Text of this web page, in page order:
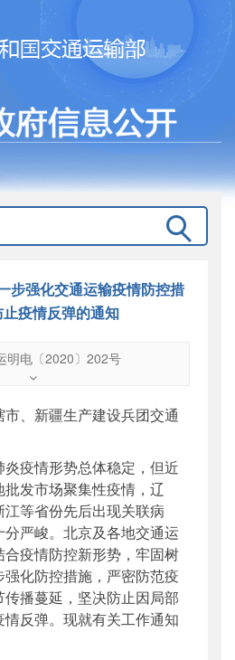
步强化交通运输疫情防控措
疫情反弹的通知
明电〔2020〕202号
电〔2020〕202号
06月18日
务司
理
部办公厅明电
、新疆生产建设兵团交通
疫情形势总体稳定，但近
发市场聚集性疫情，辽
等省份先后出现关联病
严峻。北京及各地交通运
疫情防控新形势，牢固树
化防控措施，严密防范疫
播蔓延，坚决防止因局部
反弹。现就有关工作通知